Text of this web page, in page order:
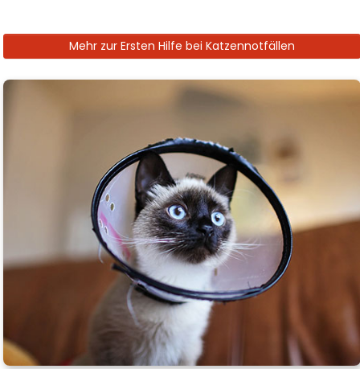
Mehr zur Ersten Hilfe bei Katzennotfällen